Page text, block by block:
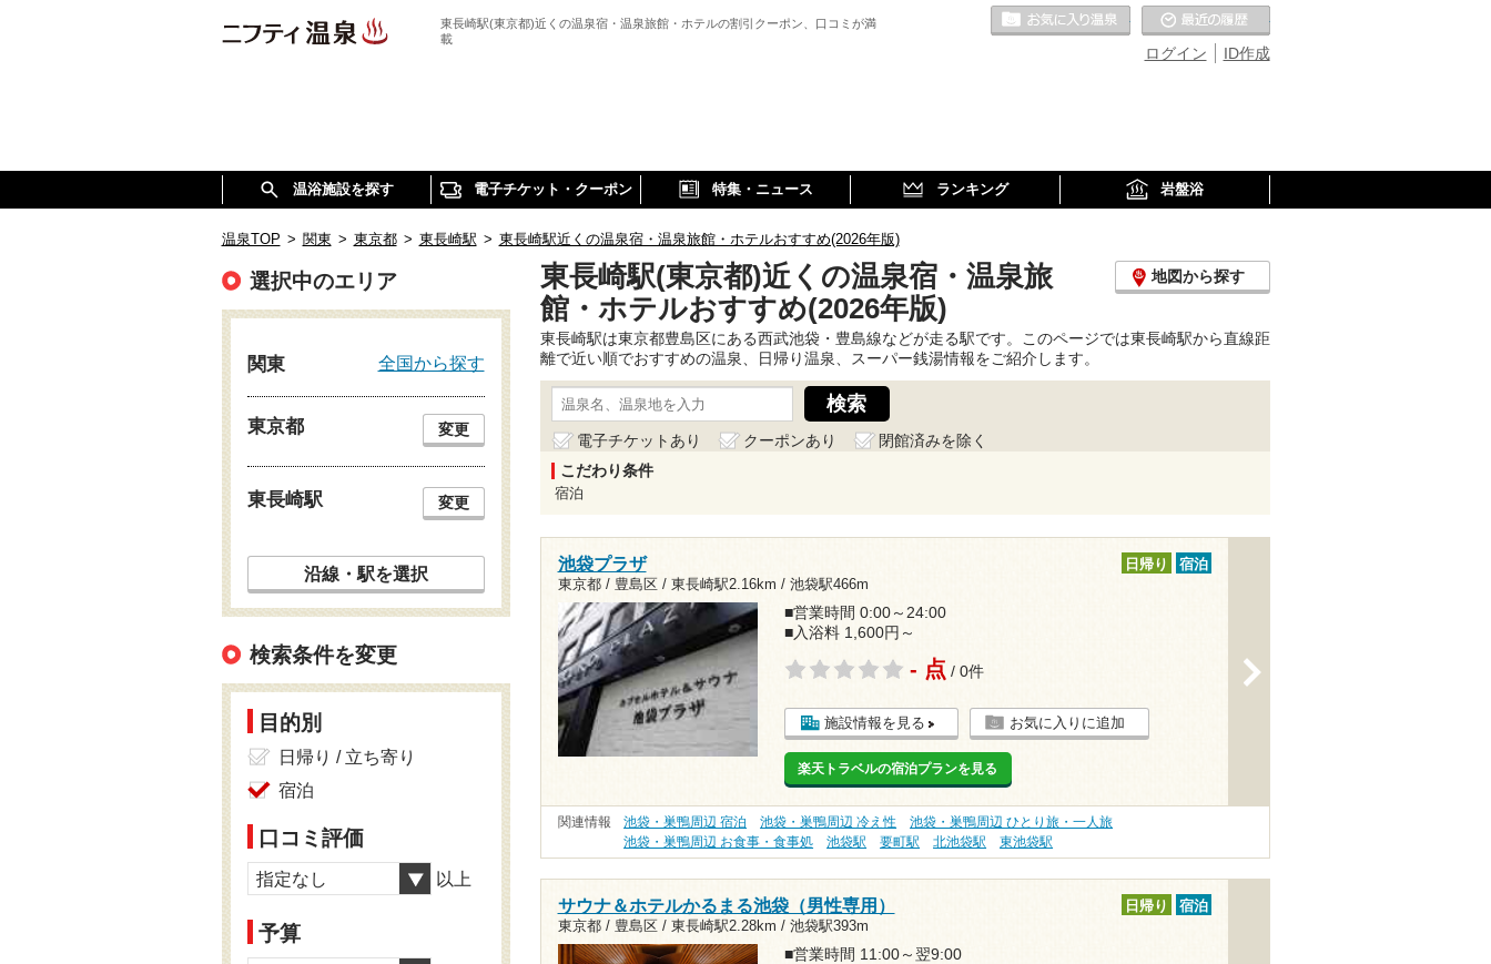
東長崎駅(東京都)近くの温泉宿・温泉旅館・ホテルの割引クーポン、口コミが満
載
ID作成
ログイン
お気に入りの温泉
温浴施設を探す 電子チケット・クーポン 特集・ニュース ランキング 岩盤浴
温泉TOP > 関東 > 東京都 > 東長崎駅 > 東長崎駅近くの温泉宿・温泉旅館・ホテルおすすめ(2026年版)
東長崎駅(東京都)近くの温泉宿・温泉旅
館・ホテルおすすめ(2026年版)
地図から探す
東長崎駅は東京都豊島区にある西武池袋・豊島線などが走る駅です。このページでは東長崎駅から直線距
離で近い順でおすすめの温泉、日帰り温泉、スーパー銭湯情報をご紹介します。
電子チケットあり クーポンあり
閉館済みを除く
こだわり条件
宿泊
池袋プラザ
東京都 / 豊島区 / 東長崎駅2.16km / 池袋駅466m
日帰り 宿泊
■営業時間 0:00～24:00
■入浴料 1,600円～
- 点 / 0件
施設情報を見る お気に入りに追加
楽天トラベルの宿泊プランを見る
関連情報 池袋・巣鴨周辺 宿泊 池袋・巣鴨周辺 冷え性
池袋・巣鴨周辺 ひとり旅・一人旅
池袋・巣鴨周辺 お食事・食事処
池袋駅 要町駅 北池袋駅 東池袋駅
サウナ＆ホテルかるまる池袋（男性専用）
東京都 / 豊島区 / 東長崎駅2.28km / 池袋駅393m
日帰り 宿泊
■営業時間 11:00～翌9:00
選択中のエリア
関東 全国から探す
東京都 変更
東長崎駅 変更
沿線・駅を選択
検索条件を変更
目的別
日帰り / 立ち寄り
宿泊
口コミ評価
指定なし 以上
予算